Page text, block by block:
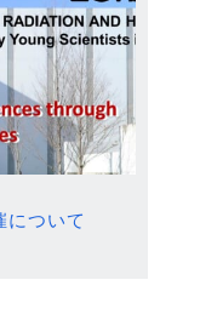
について